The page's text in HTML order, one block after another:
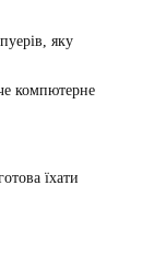
яку
компютерне
їхати